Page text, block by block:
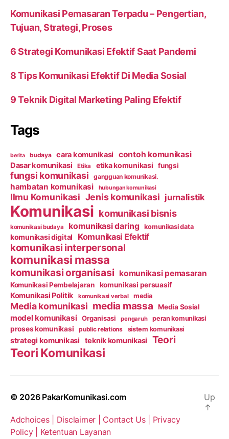
Komunikasi Pemasaran Terpadu – Pengertian,
Tujuan, Strategi, Proses
6 Strategi Komunikasi Efektif Saat Pandemi
8 Tips Komunikasi Efektif Di Media Sosial
9 Teknik Digital Marketing Paling Efektif
Tags
berita budaya cara komunikasi contoh komunikasi
Dasar komunikasi Etika etika komunikasi fungsi
fungsi komunikasi gangguan komunikasi.
hambatan komunikasi hubungan komunikasi
Ilmu Komunikasi Jenis komunikasi jurnalistik
Komunikasi komunikasi bisnis
komunikasi budaya komunikasi daring komunikasi data
komunikasi digital Komunikasi Efektif
komunikasi interpersonal
komunikasi massa
komunikasi organisasi komunikasi pemasaran
Komunikasi Pembelajaran komunikasi persuasif
Komunikasi Politik komunikasi verbal media
Media komunikasi media massa Media Sosial
model komunikasi Organisasi pengaruh peran komunikasi
proses komunikasi public relations sistem komunikasi
strategi komunikasi teknik komunikasi Teori
Teori Komunikasi
© 2026 PakarKomunikasi.com
Adchoices | Disclaimer | Contact Us | Privacy
Policy | Ketentuan Layanan
Up
↑